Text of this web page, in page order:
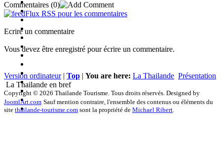
Commentaires (0)
Flux RSS pour les commentaires
Ecrire un commentaire
Vous devez être enregistré pour écrire un commentaire.
Version ordinateur| Top | You are here: La Thailande Présentation
La Thailande en bref
Copyright © 2026 Thailande Tourisme. Tous droits réservés. Designed by
JoomlArt.com Sauf mention contraire, l'ensemble des contenus ou éléments du
site thailande-tourisme.com sont la propriété de Michael Ribert.